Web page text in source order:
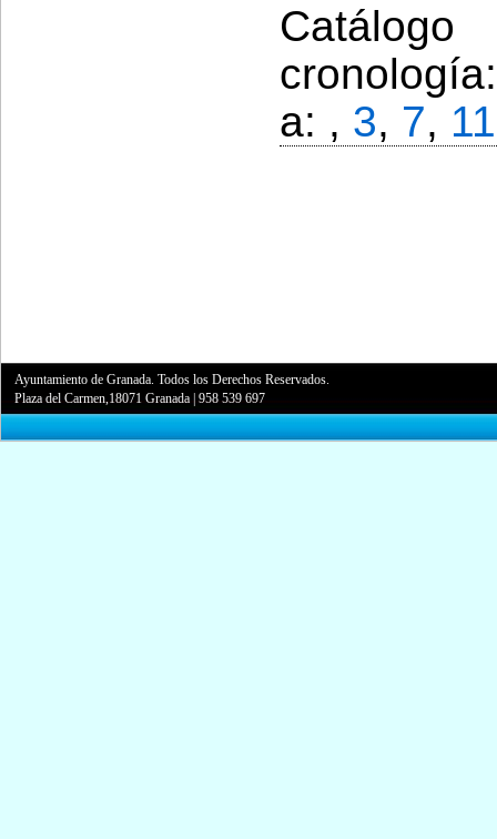
a: , 3, 7, 11
Ayuntamiento de Granada. Todos los Derechos Reservados.
Plaza del Carmen,18071 Granada |958 539 697